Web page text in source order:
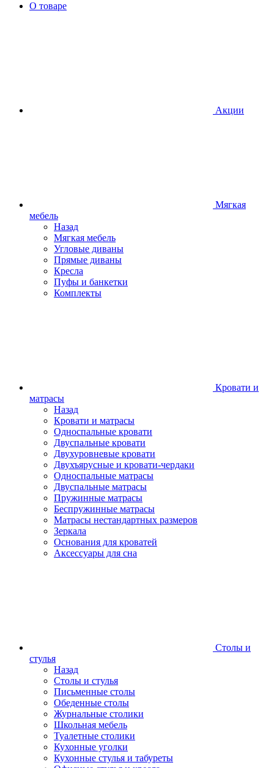
О товаре
Акции
Мягкая
мебель
Назад
Мягкая мебель
Угловые диваны
Прямые диваны
Кресла
Пуфы и банкетки
Комплекты
Кровати и
матрасы
Назад
Кровати и матрасы
Односпальные кровати
Двуспальные кровати
Двухуровневые кровати
Двухъярусные и кровати-чердаки
Односпальные матрасы
Двуспальные матрасы
Пружинные матрасы
Беспружинные матрасы
Матрасы нестандартных размеров
Зеркала
Основания для кроватей
Аксессуары для сна
Столы и
стулья
Назад
Столы и стулья
Письменные столы
Обеденные столы
Журнальные столики
Школьная мебель
Туалетные столики
Кухонные уголки
Кухонные стулья и табуреты